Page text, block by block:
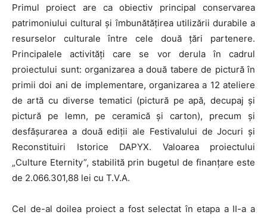
Primul proiect are ca obiectiv principal conservarea
patrimoniului cultural și îmbunătățirea utilizării durabile a
resurselor culturale între cele două țări partenere.
Principalele activități care se vor derula în cadrul
proiectului sunt: organizarea a două tabere de pictură în
primii doi ani de implementare, organizarea a 12 ateliere
de artă cu diverse tematici (pictură pe apă, decupaj și
pictură pe lemn, pe ceramică și carton), precum și
desfășurarea a două ediții ale Festivalului de Jocuri și
Reconstituiri Istorice DAPYX. Valoarea proiectului
„Culture Eternity”, stabilită prin bugetul de finanțare este
de 2.066.301,88 lei cu T.V.A.
Cel de-al doilea proiect a fost selectat în etapa a II-a a